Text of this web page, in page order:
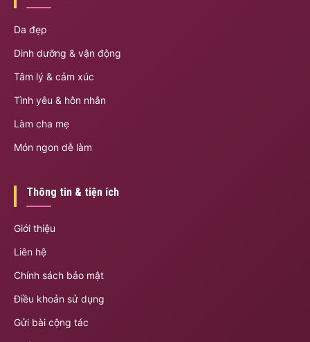
Da đẹp
Dinh dưỡng & vận động
Tâm lý & cảm xúc
Tình yêu & hôn nhân
Làm cha mẹ
Món ngon dễ làm
Thông tin & tiện ích
Giới thiệu
Liên hệ
Chính sách bảo mật
Điều khoản sử dụng
Gửi bài cộng tác